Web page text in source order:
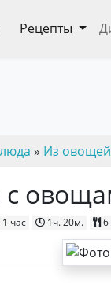
Рецепты
» Из овощей
1 час 1ч. 20м. 6